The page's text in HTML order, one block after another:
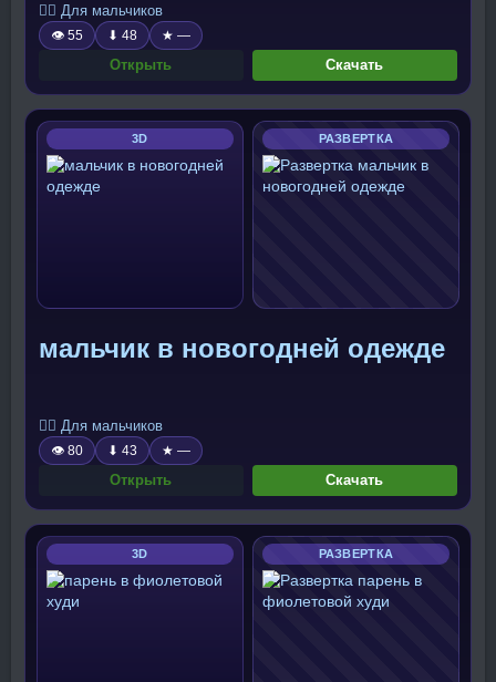
🧍‍♂️ Для мальчиков
👁 55 ⬇ 48 ★ —
Открыть Скачать
3D РАЗВЕРТКА
мальчик в новогодней одежде
🧍‍♂️ Для мальчиков
👁 80 ⬇ 43 ★ —
Открыть Скачать
3D РАЗВЕРТКА